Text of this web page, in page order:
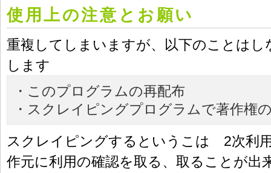
使用上の注意とお願い
重複してしまいますが、以下のことはし
します
・このプログラムの再配布
・スクレイピングプログラムで著作権
スクレイピングするというこは 2次利
作元に利用の確認を取る、取ることが出